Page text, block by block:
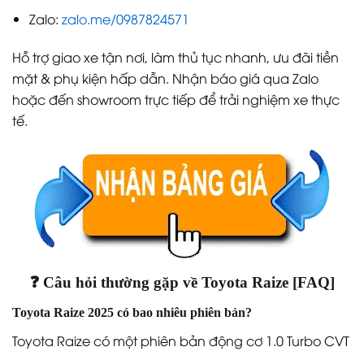
Zalo: zalo.me/0987824571
Hỗ trợ giao xe tận nơi, làm thủ tục nhanh, ưu đãi tiền
mặt & phụ kiện hấp dẫn. Nhận báo giá qua Zalo
hoặc đến showroom trực tiếp để trải nghiệm xe thực
tế.
❓ Câu hỏi thường gặp về Toyota Raize [FAQ]
Toyota Raize 2025 có bao nhiêu phiên bản?
Toyota Raize có một phiên bản động cơ 1.0 Turbo CVT